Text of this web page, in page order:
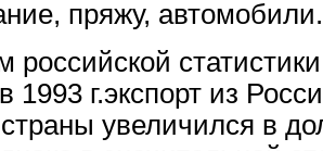
пряжу, автомобили.
российской
1993 г.экспорт из
увеличился в